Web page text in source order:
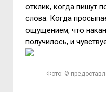
отклик, когда пишут
слова. Когда
ощущением, что
получилось, и
Фото: ©